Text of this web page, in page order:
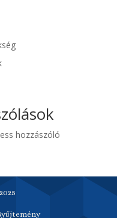
hozzászóló